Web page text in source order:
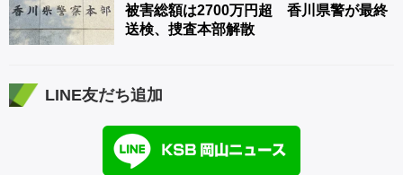
被害総額は2700万円超 香川県警が最終
送検、捜査本部解散
LINE友だち追加